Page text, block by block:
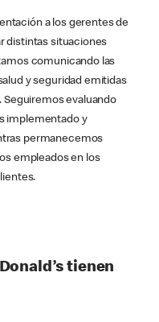
a los gerentes de
distintas situaciones
comunicando las
y seguridad emitidas
Seguiremos evaluando
implementado y
permanecemos
empleados en los
tienen